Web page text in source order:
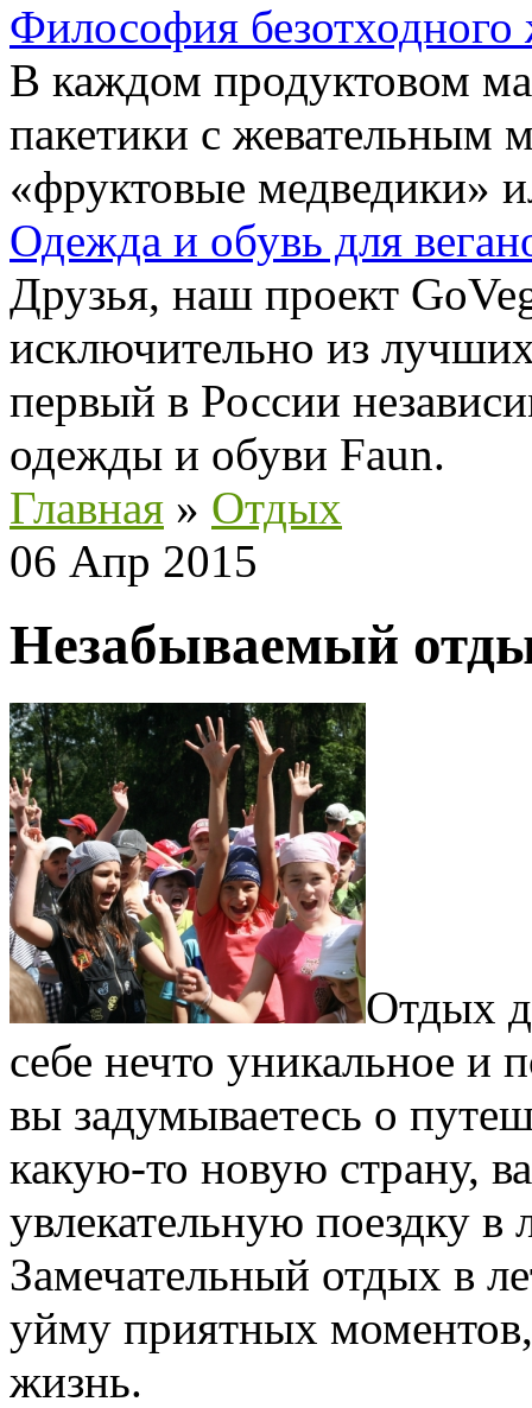
Философия безотходного
В каждом продуктовом
пакетики с жевательным
«фруктовые медведики»
Одежда и обувь для
Друзья, наш проект
исключительно из
первый в России
одежды и обуви Faun.
Главная » Отдых
06 Апр 2015
Незабываемый
Отдых
себе нечто уникальное и
вы задумываетесь о
какую-то новую страну,
увлекательную поездку в
Замечательный отдых в
уйму приятных
жизнь.